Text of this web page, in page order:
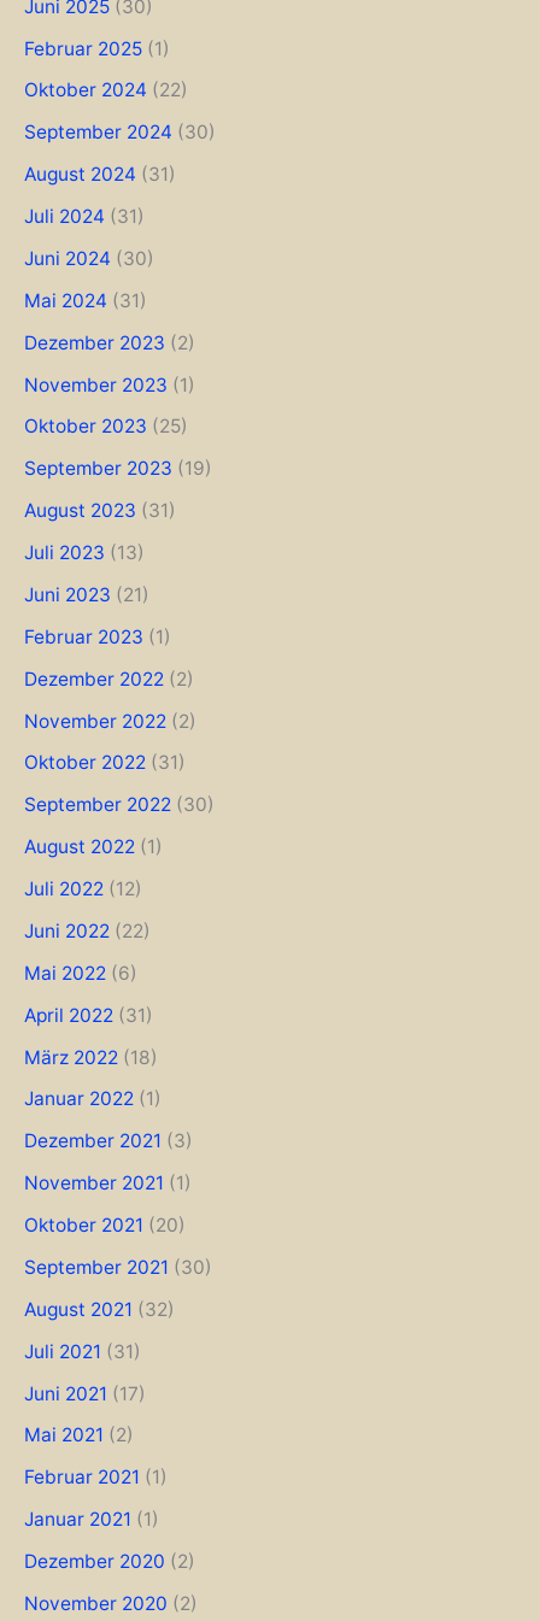
Juni 2025 (30)
Februar 2025 (1)
Oktober 2024 (22)
September 2024 (30)
August 2024 (31)
Juli 2024 (31)
Juni 2024 (30)
Mai 2024 (31)
Dezember 2023 (2)
November 2023 (1)
Oktober 2023 (25)
September 2023 (19)
August 2023 (31)
Juli 2023 (13)
Juni 2023 (21)
Februar 2023 (1)
Dezember 2022 (2)
November 2022 (2)
Oktober 2022 (31)
September 2022 (30)
August 2022 (1)
Juli 2022 (12)
Juni 2022 (22)
Mai 2022 (6)
April 2022 (31)
März 2022 (18)
Januar 2022 (1)
Dezember 2021 (3)
November 2021 (1)
Oktober 2021 (20)
September 2021 (30)
August 2021 (32)
Juli 2021 (31)
Juni 2021 (17)
Mai 2021 (2)
Februar 2021 (1)
Januar 2021 (1)
Dezember 2020 (2)
November 2020 (2)